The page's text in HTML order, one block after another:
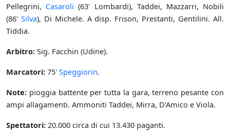
Pellegrini, Casaroli (63' Lombardi), Taddei, Mazzarri, Nobili
(86' Silva), Di Michele. A disp. Frison, Prestanti, Gentilini. All.
Tiddia.
Arbitro: Sig. Facchin (Udine).
Marcatori: 75' Speggiorin.
Note: pioggia battente per tutta la gara, terreno pesante con
ampi allagamenti. Ammoniti Taddei, Mirra, D'Amico e Viola.
Spettatori: 20.000 circa di cui 13.430 paganti.